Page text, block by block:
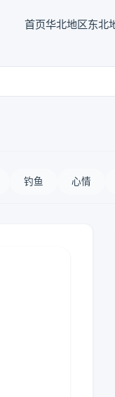
首页华北地区东北
钓鱼 心情